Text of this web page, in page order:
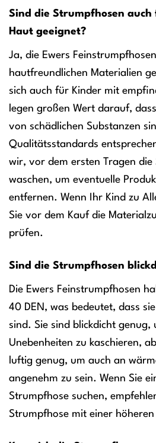
Sind die Strumpfhosen
Haut geeignet?
Ja, die Ewers
hautfreundlichen Materialien
sich auch für Kinder mit
legen großen Wert darauf,
von schädlichen Substanzen
Qualitätsstandards
wir, vor dem ersten Tragen die
waschen, um eventuelle
entfernen. Wenn Ihr Kind zu
Sie vor dem Kauf die
prüfen.
Sind die Strumpfhosen
Die Ewers Feinstrumpfhosen
40 DEN, was bedeutet, dass
sind. Sie sind blickdicht genug,
Unebenheiten zu kaschieren,
luftig genug, um auch an
angenehm zu sein. Wenn Sie
Strumpfhose suchen,
Strumpfhose mit einer